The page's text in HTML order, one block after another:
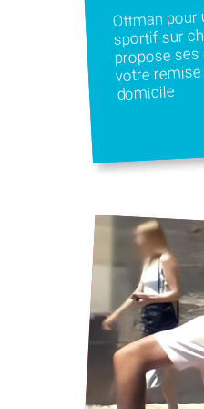
Ottman pour
sportif sur
propose
votre
domicile